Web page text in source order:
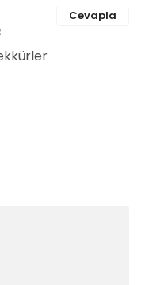
Cevapla